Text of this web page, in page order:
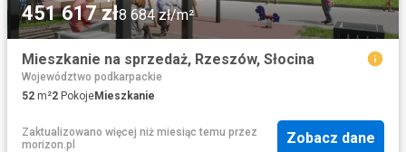
451 617 zł8 684 zł/m²
Mieszkanie na sprzedaż, Rzeszów, Słocina
Województwo podkarpackie
52 m²2 PokojeMieszkanie
Zaktualizowano więcej niż miesiąc temu przez
morizon.pl
Zobacz dane